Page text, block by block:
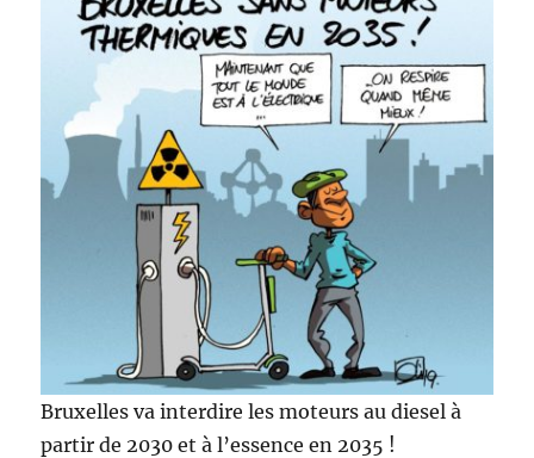
Bruxelles va interdire les moteurs au diesel à
partir de 2030 et à l’essence en 2035 !